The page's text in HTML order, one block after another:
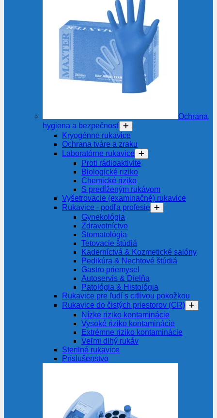
Ochrana,
hygiena a bezpečnosť
Kryogénne rukavice
Ochrana tváre a zraku
Laboratórne rukavice
Proti rádioaktivite
Biologické riziko
Chemické riziko
S predĺženým rukávom
Vyšetrovacie (examinačné) rukavice
Rukavice - podľa profesie
Gynekológia
Zdravotníctvo
Stomatológia
Tetovacie štúdiá
Kaderníctvá & Kozmetické salóny
Pedikúra & Nechtové štúdiá
Gastro priemysel
Autoservis & Dielňa
Patológia & Histológia
Rukavice pre ľudí s citlivou pokožkou
Rukavice do čistých priestorov (CR)
Nízke riziko kontaminácie
Vysoké riziko kontaminácie
Extrémne riziko kontaminácie
Veľmi dlhý rukáv
Sterilné rukavice
Príslušenstvo